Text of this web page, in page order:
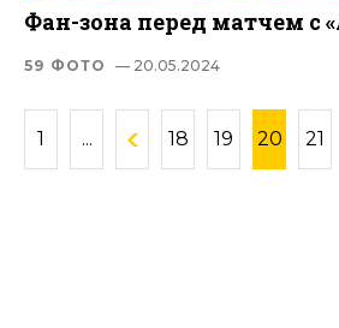
Фан-зона перед матчем с
59 ФОТО — 20.05.2024
1 ... 18 19 20 21